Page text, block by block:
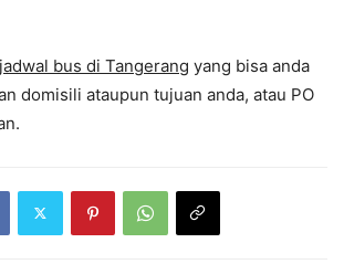
jadwal bus di Tangerang yang bisa anda
domisili ataupun tujuan anda, atau PO